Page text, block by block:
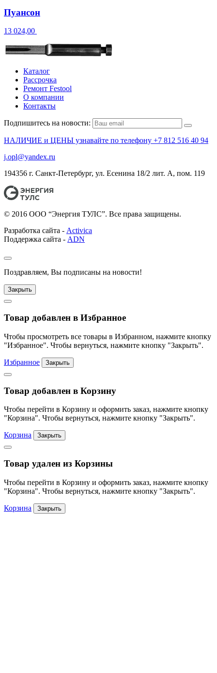
Пуансон
13 024,00
Каталог
Рассрочка
Ремонт Festool
О компании
Контакты
Подпишитесь на новости:
НАЛИЧИЕ и ЦЕНЫ узнавайте по телефону +7 812 516 40 94
j.opl@yandex.ru
194356 г. Санкт-Петербург, ул. Есенина 18/2 лит. А, пом. 119
© 2016 ООО “Энергия ТУЛС”. Все права защищены.
Разработка сайта - Activica
Поддержка сайта - ADN
Поздравляем, Вы подписаны на новости!
Закрыть
Товар добавлен в Избранное
Чтобы просмотреть все товары в Избранном, нажмите кнопку
"Избранное". Чтобы вернуться, нажмите кнопку "Закрыть".
Избранное Закрыть
Товар добавлен в Корзину
Чтобы перейти в Корзину и оформить заказ, нажмите кнопку
"Корзина". Чтобы вернуться, нажмите кнопку "Закрыть".
Корзина Закрыть
Товар удален из Корзины
Чтобы перейти в Корзину и оформить заказ, нажмите кнопку
"Корзина". Чтобы вернуться, нажмите кнопку "Закрыть".
Корзина Закрыть